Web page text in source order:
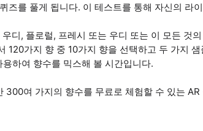
즈를 풀게 됩니다. 이 테스트를 통해 자신의 라
디, 플로럴, 프레시 또는 우디 또는 이 모든 것
120가지 향 중 10가지 향을 선택하고 두 가지
하여 향수를 믹스해 볼 시간입니다.
300여 가지의 향수를 무료로 체험할 수 있는